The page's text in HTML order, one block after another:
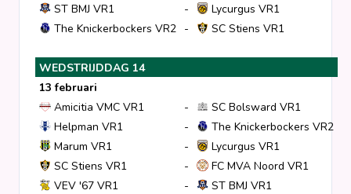
ST BMJ VR1
-
Lycurgus VR1
The Knickerbockers VR2 - SC Stiens VR1
WEDSTRIJDDAG 14
13 februari
Amicitia VMC VR1
-
SC Bolsward VR1
Helpman VR1
-
The Knickerbockers VR2
Marum VR1
-
Lycurgus VR1
SC Stiens VR1
-
FC MVA Noord VR1
VEV '67 VR1
-
ST BMJ VR1